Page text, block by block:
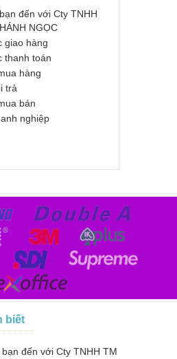
đến với Cty TNHH
NGỌC
giao hàng
thanh toán
hàng
trả
bán
nghiệp
biết
đến với Cty TNHH TM